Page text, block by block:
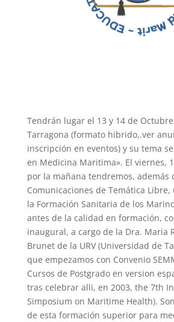
Tendrán lugar el 13 y 14 de
Tarragona (formato hibrido,.ver
inscripción en eventos) y su tema
en Medicina Maritima». El viernes,
por la mañana tendremos, además
Comunicaciones de Temática Libre,
la Formación Sanitaria de los
antes de la calidad en formación,
inaugural, a cargo de la Dra. Maria
Brunet de la URV (Universidad de
que empezamos con Convenio
Cursos de Postgrado en version
tras celebrar alli, en 2003, the 7th
Simposium on Maritime Health).
de esta formación superior para